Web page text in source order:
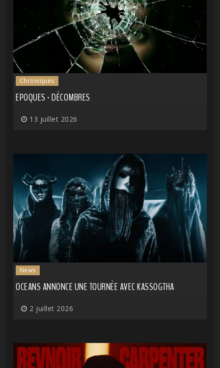
Chroniques
EPOQUES - DÉCOMBRES
13 juillet 2026
News
OCEANS ANNONCE UNE TOURNÉE AVEC KASSOGTHA
2 juillet 2026